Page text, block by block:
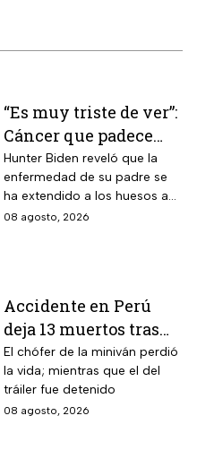
“Es muy triste de ver”:
Cáncer que padece
Joe Biden se propaga
y causa metástasis
Hunter Biden reveló que la
enfermedad de su padre se
ha extendido a los huesos a
pesar del tratamiento.
08 agosto, 2026
Accidente en Perú
deja 13 muertos tras
choque entre una
miniván y un tráiler
El chófer de la miniván perdió
la vida; mientras que el del
tráiler fue detenido
08 agosto, 2026